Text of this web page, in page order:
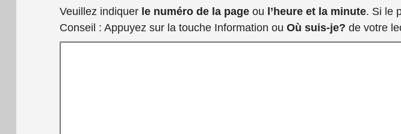
Veuillez fournir
tout autre
détail
Veuillez indiquer le numéro de la page ou l’heure et la minute. Si le
Conseil : Appuyez sur la touche Information ou Où suis-je? de votre